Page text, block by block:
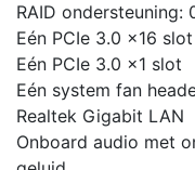
RAID ondersteuning:
Eén PCIe 3.0 x16 slot
Eén PCIe 3.0 x1 slot
Eén system fan
Realtek Gigabit LAN
Onboard audio met